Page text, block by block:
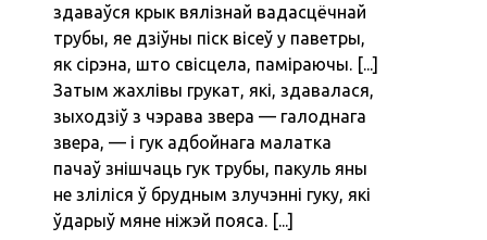
здаваўся крык вялізнай вадасцёчнай
трубы, яе дзіўны піск вісеў у паветры,
як сірэна, што свісцела, паміраючы. [...]
Затым жахлівы грукат, які, здавалася,
зыходзіў з чэрава звера — галоднага
звера, — і гук адбойнага малатка
пачаў знішчаць гук трубы, пакуль яны
не зліліся ў брудным злучэнні гуку, які
ўдарыў мяне ніжэй пояса. [...]